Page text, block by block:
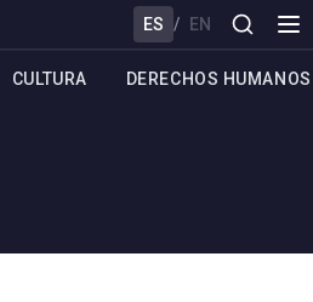
ES / EN
CULTURA DERECHOS HUMANOS